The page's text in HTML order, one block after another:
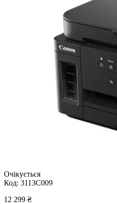
Очікується
Код: 3113C009
12 299 ₴